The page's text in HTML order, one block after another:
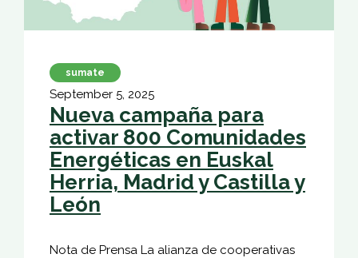
sumate
September 5, 2025
Nueva campaña para
activar 800 Comunidades
Energéticas en Euskal
Herria, Madrid y Castilla y
León
Nota de Prensa La alianza de cooperativas